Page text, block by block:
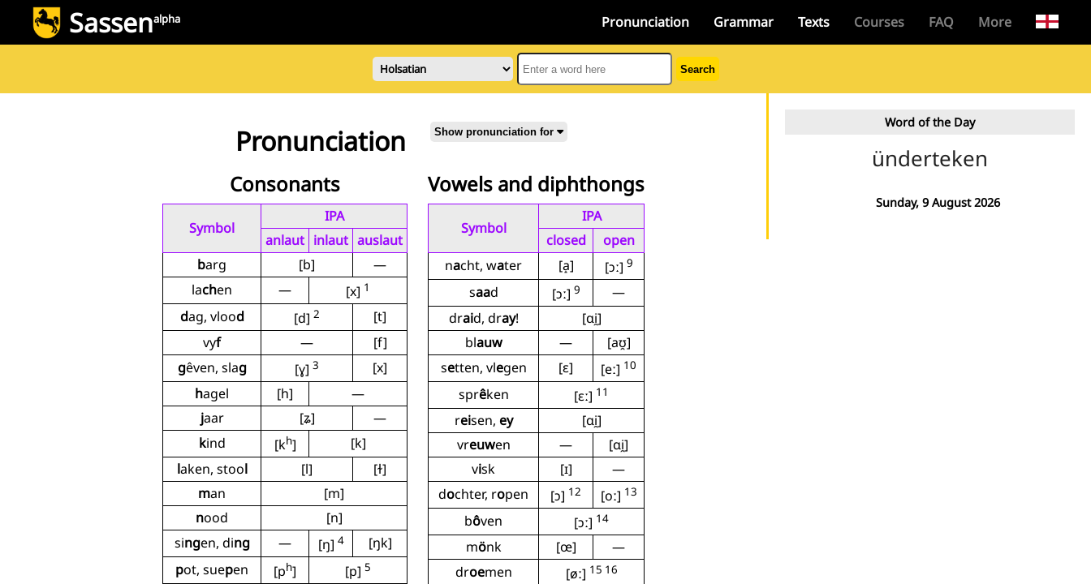
Sassenalpha Pronunciation Grammar Texts Courses FAQ More
Search
Pronunciation Show pronunciation for
Consonants
Symbol
IPA
anlaut inlaut auslaut
barg [b]
—
lachen — [x] 1
dag, vlood [d] 2
[t]
vyf —
[f]
gêven, slag [ɣ] 3
[x]
hagel [h]
—
jaar [ʑ]
—
kind [kh]
[k]
laken, stool [l]
[ɫ]
man
[m]
nood
[n]
singen, ding — [ŋ] 4
[ŋk]
pot, suepen [ph] [p] 5
Vowels and diphthongs
Symbol
IPA
closed
open
nacht, water [a̝] [ɔː] 9
saad [ɔː] 9
—
draid, dray!
[ɑi̯]
blauw —
[aʊ̯]
setten, vlegen [ɛ] [eː] 10
sprêken [ɛː] 11
reisen, ey
[ɑi̯]
vreuwen —
[ɑi̯]
visk [ɪ]
—
dochter, ropen [ɔ] 12 [oː] 13
bôven [ɔː] 14
mönk [œ]
—
droemen [øː] 15 16
Word of the Day
ünderteken
Sunday, 9 August 2026